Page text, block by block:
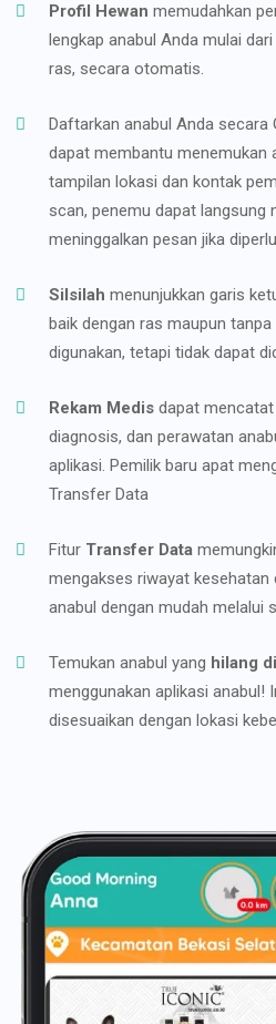
Profil Hewan memudahkan
lengkap anabul Anda mulai
ras, secara otomatis.
Daftarkan anabul Anda secara
dapat membantu menemukan
tampilan lokasi dan kontak
scan, penemu dapat langsung
meninggalkan pesan jika
Silsilah menunjukkan garis
baik dengan ras maupun
digunakan, tetapi tidak dapat
Rekam Medis dapat
diagnosis, dan perawatan
aplikasi. Pemilik baru apat
Transfer Data
Fitur Transfer Data
mengakses riwayat
anabul dengan mudah melalui
Temukan anabul yang hilang
menggunakan aplikasi anabul!
disesuaikan dengan lokasi